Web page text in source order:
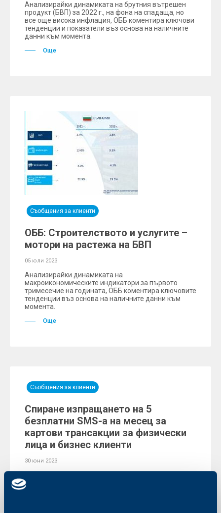
Анализирайки динамиката на брутния вътрешен
продукт (БВП) за 2022 г., на фона на спадаща, но
все още висока инфлация, ОББ коментира ключови
тенденции и показатели въз основа на наличните
данни към момента.
Още
Съобщения за клиенти
ОББ: Строителството и услугите –
мотори на растежа на БВП
05 юли 2023
Анализирайки динамиката на
макроикономическите индикатори за първото
тримесечие на годината, ОББ коментира ключовите
тенденции въз основа на наличните данни към
момента.
Още
Съобщения за клиенти
Спиране изпращането на 5
безплатни SMS-a на месец за
картови трансакции за физически
лица и бизнес клиенти
30 юни 2023